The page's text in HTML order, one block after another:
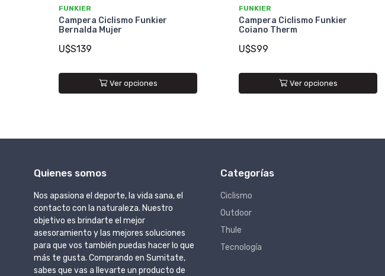
FUNKIER
Campera Ciclismo Funkier
Bernalda Mujer
U$S139
Ver opciones
FUNKIER
Campera Ciclismo Funkier
Coiano Therm
U$S99
Ver opciones
Quienes somos
Nos apasiona el deporte, la vida sana, el
contacto con la naturaleza. Nuestro
objetivo es brindarte el mejor
asesoramiento y las mejores soluciones
para que vos también puedas hacer lo que
más te gusta. Comprando en Sumitate,
sabes que vas a llevarte un producto de
Categorías
Ciclismo
Outdoor
Thule
Tecnología